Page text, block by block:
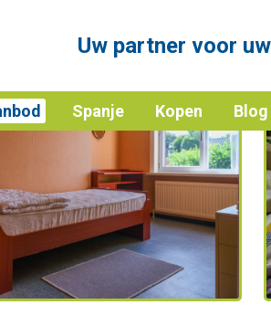
Uw partner voor
Spanje Kopen Blog